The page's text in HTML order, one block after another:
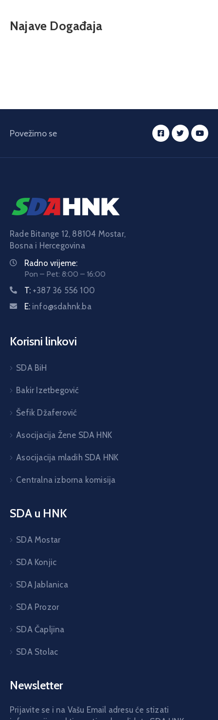
Najave Događaja
Povežimo se
Rade Bitange 12, 88104 Mostar,
Bosna i Hercegovina
Radno vrijeme:
Pon – Pet: 8:00 – 16:00
T: +387 36 556 100
E: info@sdahnk.ba
Korisni linkovi
SDA BiH
Bakir Izetbegović
Šefik Džaferović
Asocijacija Žene SDA HNK
Asocijacija mladih SDA HNK
Centralna izborna komisija
SDA u HNK
SDA Mostar
SDA Konjic
SDA Jablanica
SDA Prozor
SDA Čapljina
SDA Stolac
Newsletter
Prijavite se i na Vašu Email adresu će stizati